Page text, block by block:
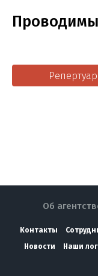
Репертуар
Об
Контакты
Новости
Наши